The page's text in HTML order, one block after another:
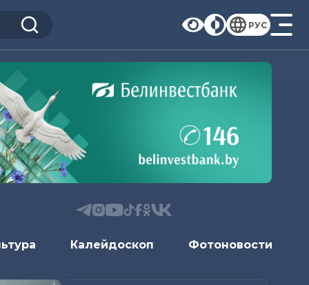
РУС
Калейдоскоп Фотоновости